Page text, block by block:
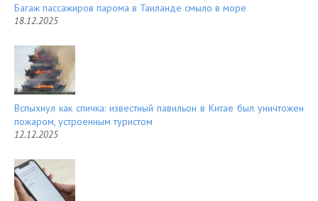
Багаж пассажиров парома в Таиланде смыло в море
18.12.2025
Вспыхнул как спичка: известный павильон в Китае был уничтожен
пожаром, устроенным туристом
12.12.2025